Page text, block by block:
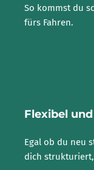
So kommst du
fürs Fahren.
Flexibel
Egal ob du neu
dich